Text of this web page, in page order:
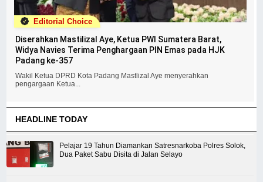
Editorial Choice
Diserahkan Mastilizal Aye, Ketua PWI Sumatera Barat,
Widya Navies Terima Penghargaan PIN Emas pada HJK
Padang ke-357
Wakil Ketua DPRD Kota Padang Mastlizal Aye menyerahkan
pengargaan Ketua...
HEADLINE TODAY
Pelajar 19 Tahun Diamankan Satresnarkoba Polres Solok,
Dua Paket Sabu Disita di Jalan Selayo